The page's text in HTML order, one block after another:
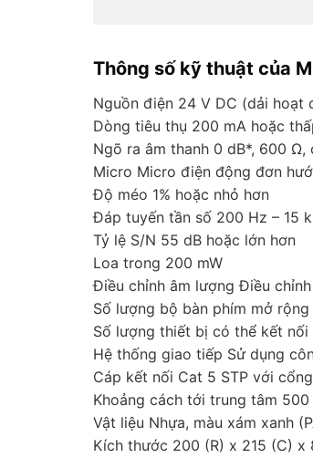
Thông số kỹ thuật của
Nguồn điện 24 V DC (dải hoạt
Dòng tiêu thụ 200 mA hoặc
Ngõ ra âm thanh 0 dB*, 600 Ω,
Micro Micro điện động đơn
Độ méo 1% hoặc nhỏ hơn
Đáp tuyến tần số 200 Hz – 15
Tỷ lệ S/N 55 dB hoặc lớn hơn
Loa trong 200 mW
Điều chỉnh âm lượng Điều
Số lượng bộ bàn phím mở
Số lượng thiết bị có thể kết
Hệ thống giao tiếp Sử dụng
Cáp kết nối Cat 5 STP với
Khoảng cách tới trung tâm 500
Vật liệu Nhựa, màu xám xanh
Kích thước 200 (R) x 215 (C) x